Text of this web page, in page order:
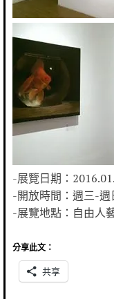
-展覽日期：
-開放時間：週三-週
-展覽地點：自由人
分享此文：
共享